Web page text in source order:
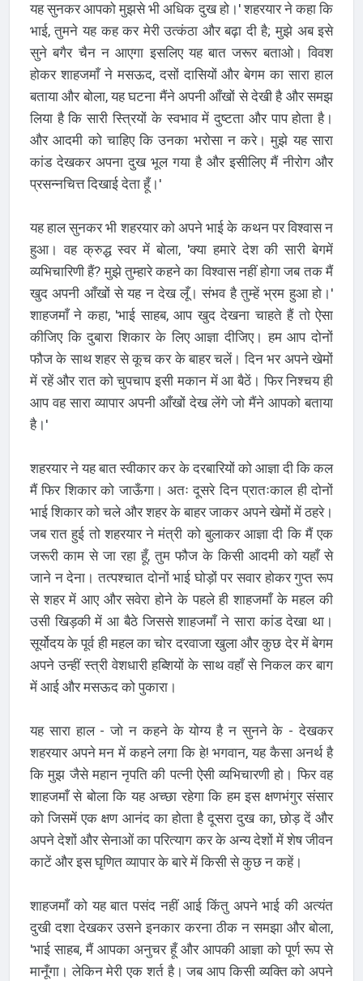
यह सुनकर आपको मुझसे भी अधिक दुख हो।' शहरयार ने कहा कि
भाई, तुमने यह कह कर मेरी उत्कंठा और बढ़ा दी है; मुझे अब इसे
सुने बगैर चैन न आएगा इसलिए यह बात जरूर बताओ। विवश
होकर शाहजमाँ ने मसऊद, दसों दासियों और बेगम का सारा हाल
बताया और बोला, यह घटना मैंने अपनी आँखों से देखी है और समझ
लिया है कि सारी स्त्रियों के स्वभाव में दुष्टता और पाप होता है।
और आदमी को चाहिए कि उनका भरोसा न करे। मुझे यह सारा
कांड देखकर अपना दुख भूल गया है और इसीलिए मैं नीरोग और
प्रसन्नचित्त दिखाई देता हूँ।'
यह हाल सुनकर भी शहरयार को अपने भाई के कथन पर विश्वास न
हुआ। वह क्रुद्ध स्वर में बोला, 'क्या हमारे देश की सारी बेगमें
व्यभिचारिणी हैं? मुझे तुम्हारे कहने का विश्वास नहीं होगा जब तक मैं
खुद अपनी आँखों से यह न देख लूँ। संभव है तुम्हें भ्रम हुआ हो।'
शाहजमाँ ने कहा, 'भाई साहब, आप खुद देखना चाहते हैं तो ऐसा
कीजिए कि दुबारा शिकार के लिए आज्ञा दीजिए। हम आप दोनों
फौज के साथ शहर से कूच कर के बाहर चलें। दिन भर अपने खेमों
में रहें और रात को चुपचाप इसी मकान में आ बैठें। फिर निश्चय ही
आप वह सारा व्यापार अपनी आँखों देख लेंगे जो मैंने आपको बताया
है।'
शहरयार ने यह बात स्वीकार कर के दरबारियों को आज्ञा दी कि कल
मैं फिर शिकार को जाऊँगा। अतः दूसरे दिन प्रातःकाल ही दोनों
भाई शिकार को चले और शहर के बाहर जाकर अपने खेमों में ठहरे।
जब रात हुई तो शहरयार ने मंत्री को बुलाकर आज्ञा दी कि मैं एक
जरूरी काम से जा रहा हूँ, तुम फौज के किसी आदमी को यहाँ से
जाने न देना। तत्पश्चात दोनों भाई घोड़ों पर सवार होकर गुप्त रूप
से शहर में आए और सवेरा होने के पहले ही शाहजमाँ के महल की
उसी खिड़की में आ बैठे जिससे शाहजमाँ ने सारा कांड देखा था।
सूर्योदय के पूर्व ही महल का चोर दरवाजा खुला और कुछ देर में बेगम
अपने उन्हीं स्त्री वेशधारी हब्शियों के साथ वहाँ से निकल कर बाग
में आई और मसऊद को पुकारा।
यह सारा हाल - जो न कहने के योग्य है न सुनने के - देखकर
शहरयार अपने मन में कहने लगा कि हे! भगवान, यह कैसा अनर्थ है
कि मुझ जैसे महान नृपति की पत्नी ऐसी व्यभिचारणी हो। फिर वह
शाहजमाँ से बोला कि यह अच्छा रहेगा कि हम इस क्षणभंगुर संसार
को जिसमें एक क्षण आनंद का होता है दूसरा दुख का, छोड़ दें और
अपने देशों और सेनाओं का परित्याग कर के अन्य देशों में शेष जीवन
काटें और इस घृणित व्यापार के बारे में किसी से कुछ न कहें।
शाहजमाँ को यह बात पसंद नहीं आई किंतु अपने भाई की अत्यंत
दुखी दशा देखकर उसने इनकार करना ठीक न समझा और बोला,
'भाई साहब, मैं आपका अनुचर हूँ और आपकी आज्ञा को पूर्ण रूप से
मानूँगा। लेकिन मेरी एक शर्त है। जब आप किसी व्यक्ति को अपने